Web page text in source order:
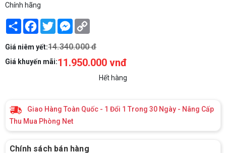
Chính hãng
Share Facebook
TwitterMessenger
Giá niêm yết:14.340.000 đ
Giá khuyến mãi:11.950.000 vnđ
Hết hàng
Giao Hàng Toàn Quốc - 1 Đổi 1 Trong 30 Ngày - Nâng Cấp
Thu Mua Phòng Net
Chính sách bán hàng